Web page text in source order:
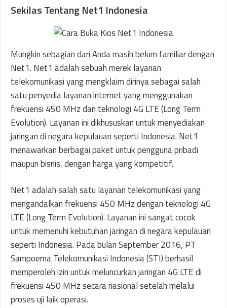
Sekilas Tentang Net1 Indonesia
Mungkin sebagian dari Anda masih belum familiar dengan
Net1. Net1 adalah sebuah merek layanan
telekomunikasi yang mengklaim dirinya sebagai salah
satu penyedia layanan internet yang menggunakan
frekuensi 450 MHz dan teknologi 4G LTE (Long Term
Evolution). Layanan ini dikhususkan untuk menyediakan
jaringan di negara kepulauan seperti Indonesia. Net1
menawarkan berbagai paket untuk pengguna pribadi
maupun bisnis, dengan harga yang kompetitif.
Net1 adalah salah satu layanan telekomunikasi yang
mengandalkan frekuensi 450 MHz dengan teknologi 4G
LTE (Long Term Evolution). Layanan ini sangat cocok
untuk memenuhi kebutuhan jaringan di negara kepulauan
seperti Indonesia. Pada bulan September 2016, PT
Sampoerna Telekomunikasi Indonesia (STI) berhasil
memperoleh izin untuk meluncurkan jaringan 4G LTE di
frekuensi 450 MHz secara nasional setelah melalui
proses uji laik operasi.